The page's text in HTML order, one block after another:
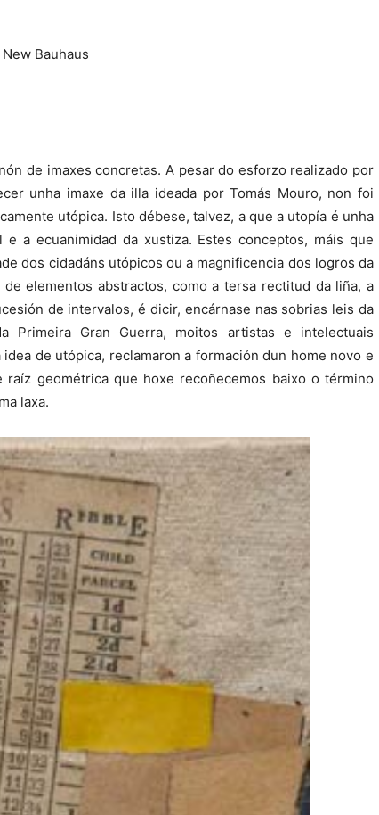
Bauhaus
de imaxes concretas. A pesar do esforzo realizado por
unha imaxe da illa ideada por Tomás Mouro, non foi
utópica. Isto débese, talvez, a que a utopía é unha
e a ecuanimidad da xustiza. Estes conceptos, máis que
dos cidadáns utópicos ou a magnificencia dos logros da
elementos abstractos, como a tersa rectitud da liña, a
de intervalos, é dicir, encárnase nas sobrias leis da
Primeira Gran Guerra, moitos artistas e intelectuais
de utópica, reclamaron a formación dun home novo e
geométrica que hoxe recoñecemos baixo o término
laxa.